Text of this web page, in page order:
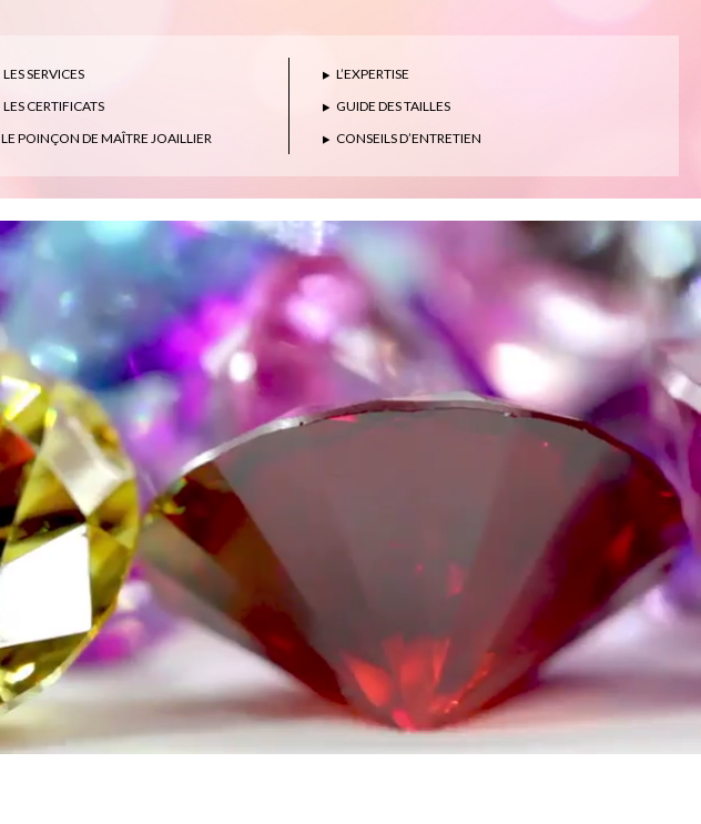
LES SERVICES
LES CERTIFICATS
LE POINÇON DE MAÎTRE JOAILLIER
L’EXPERTISE
GUIDE DES TAILLES
CONSEILS D’ENTRETIEN